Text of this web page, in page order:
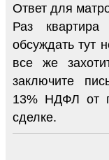
Ответ для
Раз
обсуждать тут
все же
заключите
13% НДФЛ от
сделке.